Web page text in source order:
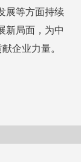
展等方面持续
新局面，为中
企业力量。